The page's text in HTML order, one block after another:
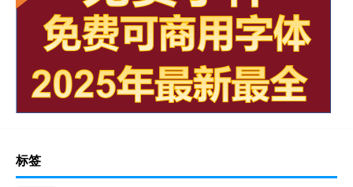
标签